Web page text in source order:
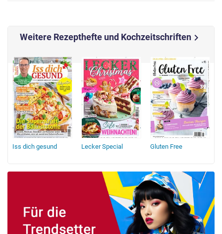
Weitere Rezepthefte und Kochzeitschriftenchevron_right
Iss dich gesund Lecker Special Gluten Free